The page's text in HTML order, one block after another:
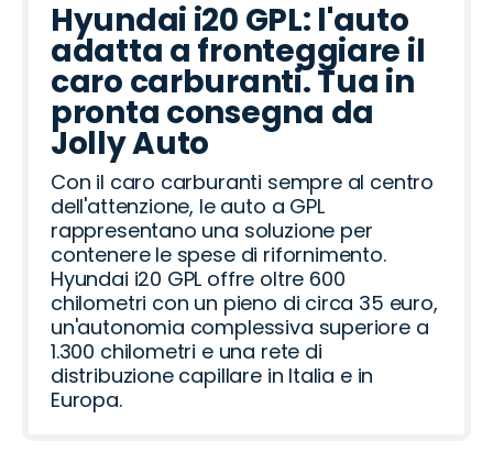
Hyundai i20 GPL: l'auto
adatta a fronteggiare il
caro carburanti. Tua in
pronta consegna da
Jolly Auto
Con il caro carburanti sempre al centro
dell'attenzione, le auto a GPL
rappresentano una soluzione per
contenere le spese di rifornimento.
Hyundai i20 GPL offre oltre 600
chilometri con un pieno di circa 35 euro,
un'autonomia complessiva superiore a
1.300 chilometri e una rete di
distribuzione capillare in Italia e in
Europa.